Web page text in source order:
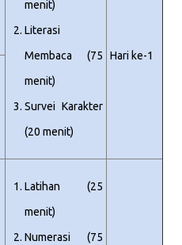
menit)
Literasi
Membaca (75
menit)
Survei Karakter
(20 menit)
Hari ke-1
Latihan (25
menit)
Numerasi (75